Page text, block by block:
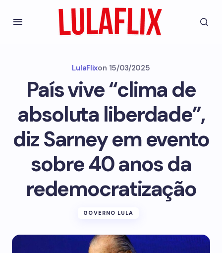
LulaFlixon 15/03/2025
País vive “clima de
absoluta liberdade”,
diz Sarney em evento
sobre 40 anos da
redemocratização
GOVERNO LULA